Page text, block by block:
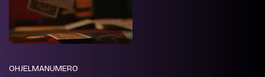
OHJELMANUMERO